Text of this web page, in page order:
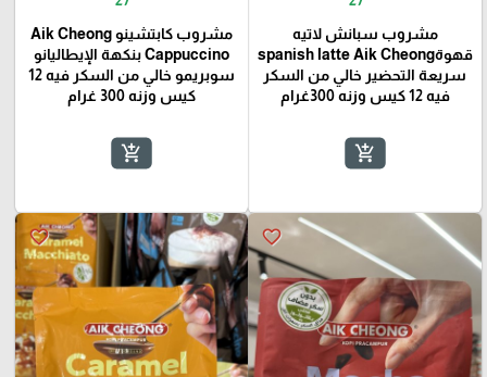
مشروب سبانش لاتيه
قهوةspanish latte Aik Cheong
سريعة التحضير خالي من السكر
فيه 12 كيس وزنه 300غرام
add_shopping_cart
مشروب كابتشينو Aik Cheong
Cappuccino بنكهة الإيطاليانو
سوبريمو خالي من السكر فيه 12
كيس وزنه 300 غرام
add_shopping_cart
favorite_border
favorite_border